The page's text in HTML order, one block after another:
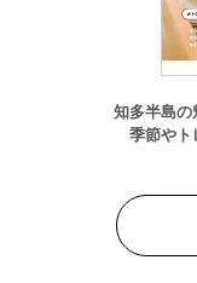
知多半島の
季節やト